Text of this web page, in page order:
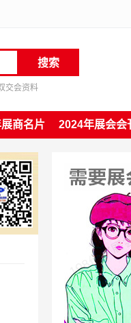
搜索
交会资料
商名片 2024年展会会